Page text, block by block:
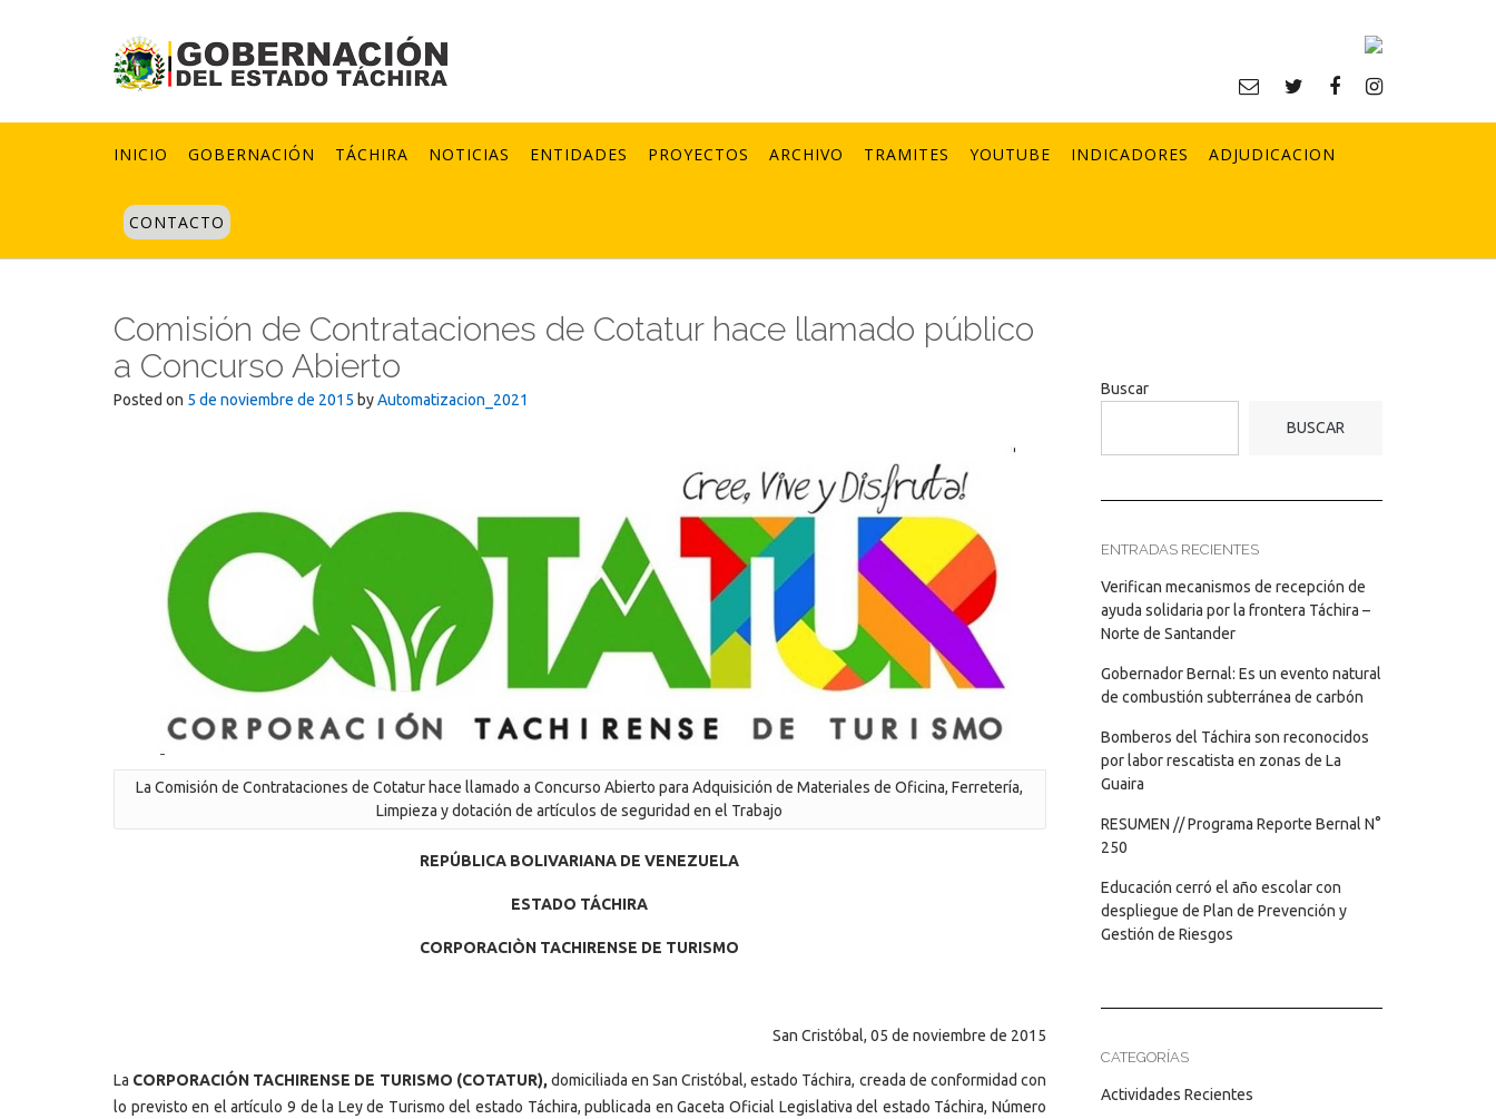
INICIO GOBERNACIÓN TÁCHIRA NOTICIAS ENTIDADES PROYECTOS ARCHIVO TRAMITES YOUTUBE INDICADORES ADJUDICACION
CONTACTO
Comisión de Contrataciones de Cotatur hace llamado público
a Concurso Abierto
Posted on 5 de noviembre de 2015 byAutomatizacion_2021
La Comisión de Contrataciones de Cotatur hace llamado a Concurso Abierto para Adquisición de Materiales de Oficina, Ferretería,
Limpieza y dotación de artículos de seguridad en el Trabajo
REPÚBLICA BOLIVARIANA DE VENEZUELA
ESTADO TÁCHIRA
CORPORACIÒN TACHIRENSE DE TURISMO
San Cristóbal, 05 de noviembre de 2015
La CORPORACIÓN TACHIRENSE DE TURISMO (COTATUR), domiciliada en San Cristóbal, estado Táchira, creada de conformidad con
lo previsto en el artículo 9 de la Ley de Turismo del estado Táchira, publicada en Gaceta Oficial Legislativa del estado Táchira, Número
Buscar
BUSCAR
ENTRADAS RECIENTES
Verifican mecanismos de recepción de
ayuda solidaria por la frontera Táchira –
Norte de Santander
Gobernador Bernal: Es un evento natural
de combustión subterránea de carbón
Bomberos del Táchira son reconocidos
por labor rescatista en zonas de La
Guaira
RESUMEN // Programa Reporte Bernal N°
250
Educación cerró el año escolar con
despliegue de Plan de Prevención y
Gestión de Riesgos
CATEGORÍAS
Actividades Recientes